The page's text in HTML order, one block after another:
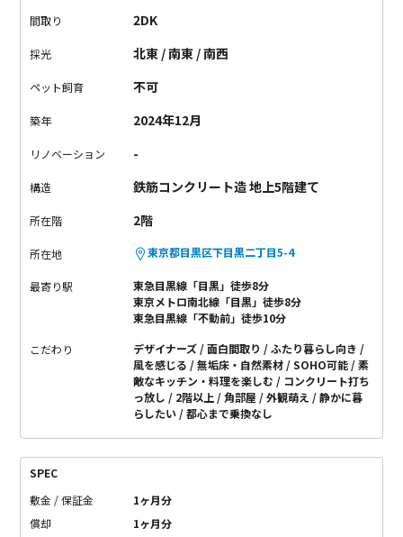
間取り 2DK
採光 北東 / 南東 / 南西
ペット飼育 不可
築年 2024年12月
リノベーション -
構造 鉄筋コンクリート造 地上5階建て
所在階 2階
所在地 東京都目黒区下目黒二丁目5-4
最寄り駅
東急目黒線「目黒」徒歩8分
東京メトロ南北線「目黒」徒歩8分
東急目黒線「不動前」徒歩10分
こだわり デザイナーズ 面白間取り
ふたり暮らし向き
風を感じる
無垢床・自然素材 SOHO可能
素
敵なキッチン・料理を楽しむ
コンクリート打ち
っ放し
2階以上 角部屋 外観萌え
静かに暮
らしたい
都心まで乗換なし
SPEC
敷金 / 保証金
1ヶ月分
償却
1ヶ月分